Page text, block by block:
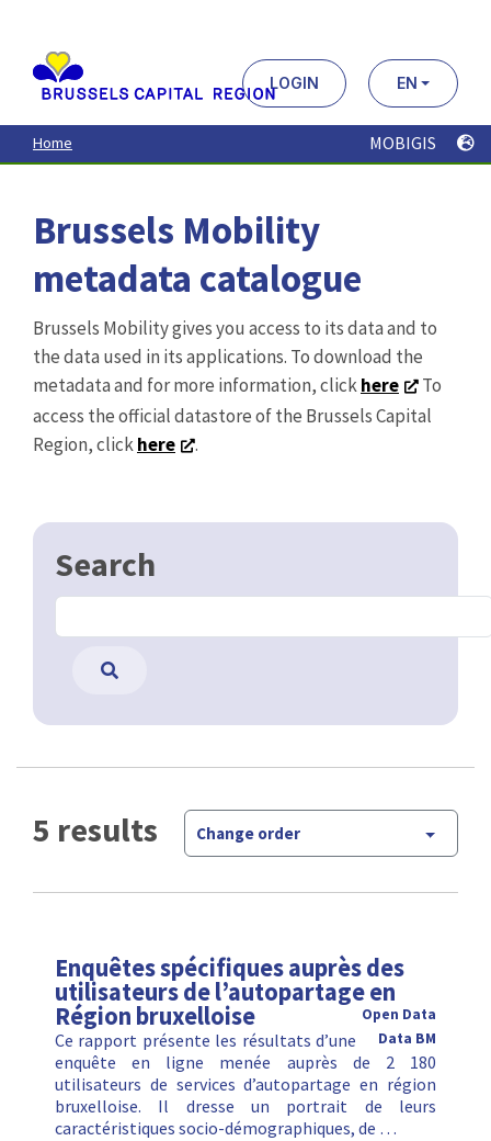
contenu
principal
LOGIN EN
Home MOBIGIS
Brussels Mobility
metadata catalogue
Brussels Mobility gives you access to its data and to
the data used in its applications. To download the
metadata and for more information, clickhere
To
access the official datastore of the Brussels Capital
Region, clickhere .
Search
5 results Change order
Enquêtes spécifiques auprès des
utilisateurs de l’autopartage en
Région bruxelloise
Open Data
Data BM
Ce rapport présente les résultats d’une
enquête en ligne menée auprès de 2 180
utilisateurs de services d’autopartage en région
bruxelloise. Il dresse un portrait de leurs
caractéristiques socio-démographiques, de …